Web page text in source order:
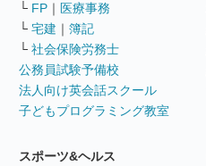
└ FP ｜ 医療事務
└ 宅建 ｜ 簿記
└ 社会保険労務士
公務員試験予備校
法人向け英会話スクール
子どもプログラミング教室
スポーツ&ヘルス